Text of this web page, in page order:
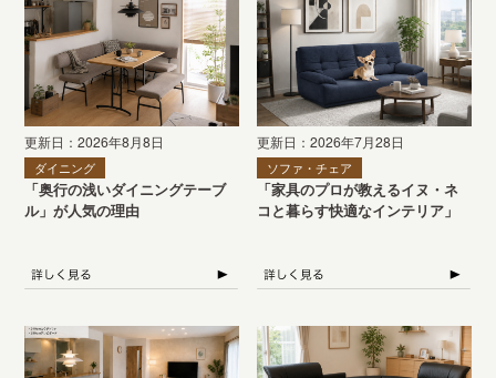
更新日：2026年8月8日
ダイニング
「奥行の浅いダイニングテーブ
ル」が人気の理由
更新日：2026年7月28日
ソファ・チェア
「家具のプロが教えるイヌ・ネ
コと暮らす快適なインテリア」